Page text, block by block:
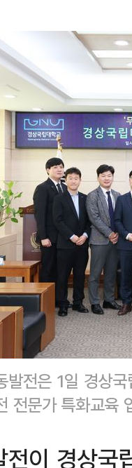
발전은 1일 경상
전문가 특화교
전이 경상국